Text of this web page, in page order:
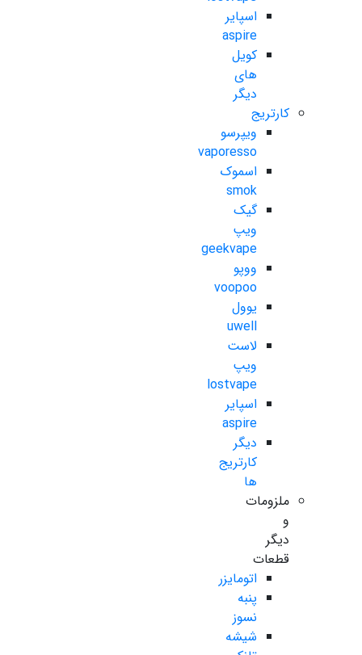
اسپایر
aspire
کویل
های
دیگر
کارتریج
ویپرسو
vaporesso
اسموک
smok
گیک
ویپ
geekvape
ووپو
voopoo
یوول
uwell
لاست
ویپ
lostvape
اسپایر
aspire
دیگر
کارتریج
ها
ملزومات
و
دیگر
قطعات
اتومایزر
پنبه
نسوز
شیشه